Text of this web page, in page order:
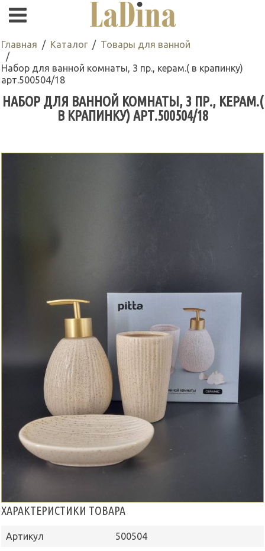
Главная Каталог Товары для ванной
Набор для ванной комнаты, 3 пр., керам.( в крапинку)
арт.500504/18
НАБОР ДЛЯ ВАННОЙ КОМНАТЫ, 3 ПР., КЕРАМ.(
В КРАПИНКУ) АРТ.500504/18
ХАРАКТЕРИСТИКИ ТОВАРА
Артикул
500504